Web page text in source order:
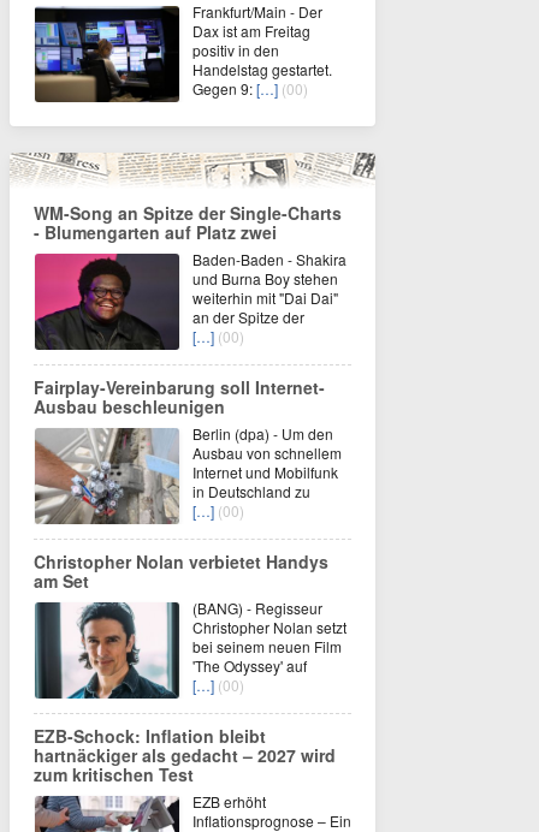
Frankfurt/Main - Der
Dax ist am Freitag
positiv in den
Handelstag gestartet.
Gegen 9:[…] (00)
WM-Song an Spitze der Single-Charts
- Blumengarten auf Platz zwei
Baden-Baden - Shakira
und Burna Boy stehen
weiterhin mit "Dai Dai"
an der Spitze der
[…] (00)
Fairplay-Vereinbarung soll Internet-
Ausbau beschleunigen
Berlin (dpa) - Um den
Ausbau von schnellem
Internet und Mobilfunk
in Deutschland zu
[…] (00)
Christopher Nolan verbietet Handys
am Set
(BANG) - Regisseur
Christopher Nolan setzt
bei seinem neuen Film
'The Odyssey' auf
[…] (00)
EZB-Schock: Inflation bleibt
hartnäckiger als gedacht – 2027 wird
zum kritischen Test
EZB erhöht
Inflationsprognose – Ein